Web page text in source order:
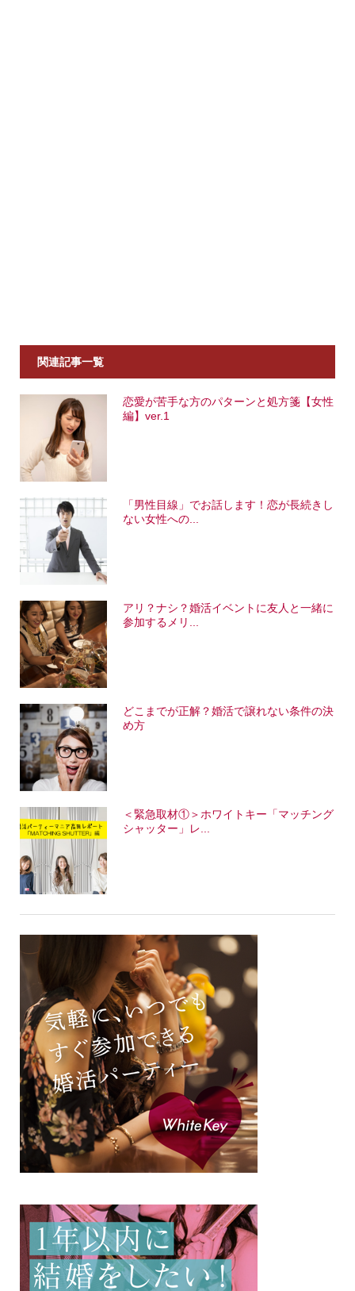
関連記事一覧
恋愛が苦手な方のパターンと処方箋【女性
編】ver.1
「男性目線」でお話します！恋が長続きし
ない女性への...
アリ？ナシ？婚活イベントに友人と一緒に
参加するメリ...
どこまでが正解？婚活で譲れない条件の決
め方
＜緊急取材①＞ホワイトキー「マッチング
シャッター」レ...